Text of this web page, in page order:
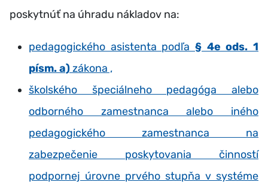
poskytnúť na úhradu nákladov na:
pedagogického asistenta podľa § 4e ods. 1
písm. a)zákona ,
školského špeciálneho pedagóga alebo
odborného zamestnanca alebo iného
pedagogického zamestnanca na
zabezpečenie poskytovania činností
podpornej úrovne prvého stupňa v systéme